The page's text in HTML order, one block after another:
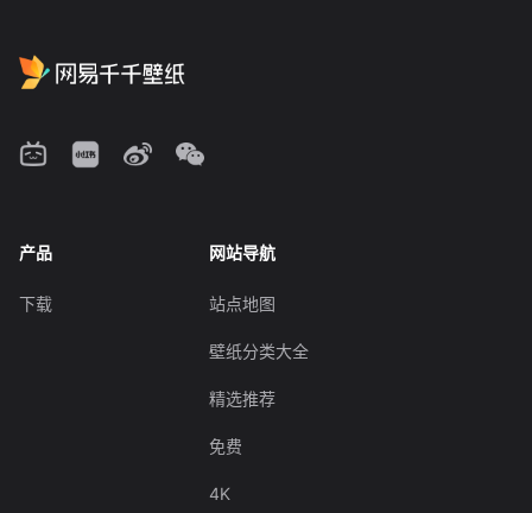
产品
下载
网站导航
站点地图
壁纸分类大全
精选推荐
免费
4K